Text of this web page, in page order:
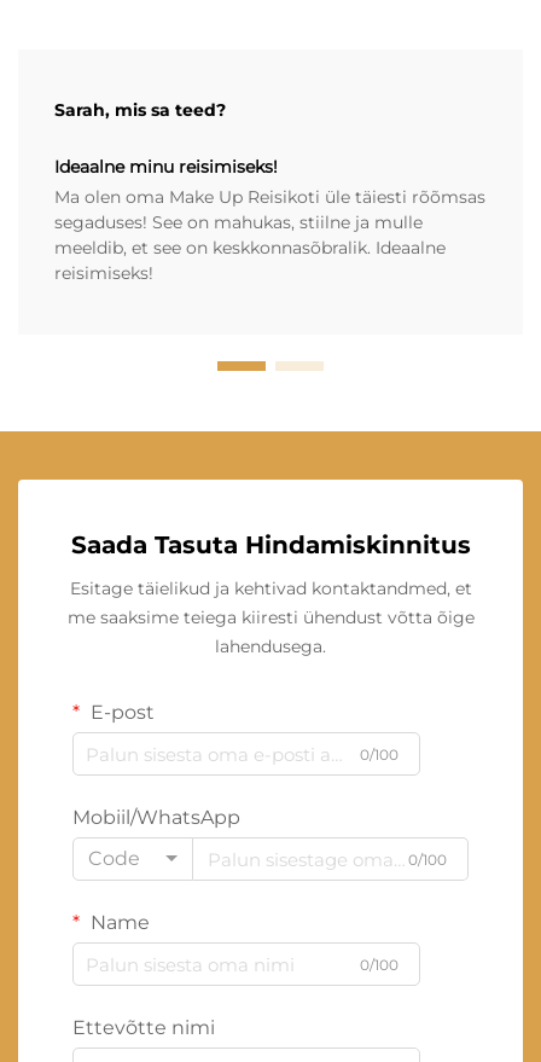
Sarah, mis sa teed?
Ideaalne minu reisimiseks!
Ma olen oma Make Up Reisikoti üle täiesti rõõmsas
segaduses! See on mahukas, stiilne ja mulle
meeldib, et see on keskkonnasõbralik. Ideaalne
reisimiseks!
Saada Tasuta Hindamiskinnitus
Esitage täielikud ja kehtivad kontaktandmed, et
me saaksime teiega kiiresti ühendust võtta õige
lahendusega.
E-post
0/100
Mobiil/WhatsApp
Code
0/100
Name
0/100
Ettevõtte nimi